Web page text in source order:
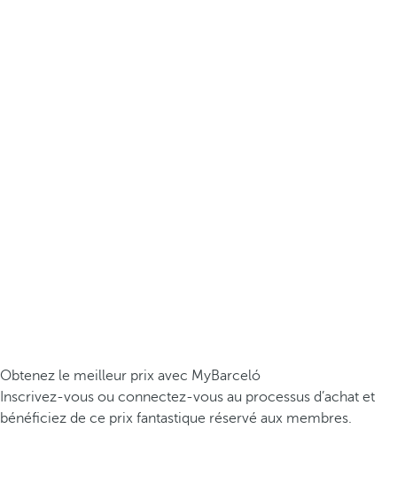
Obtenez le meilleur prix avec MyBarceló
Inscrivez-vous ou connectez-vous au processus d’achat et
bénéficiez de ce prix fantastique réservé aux membres.